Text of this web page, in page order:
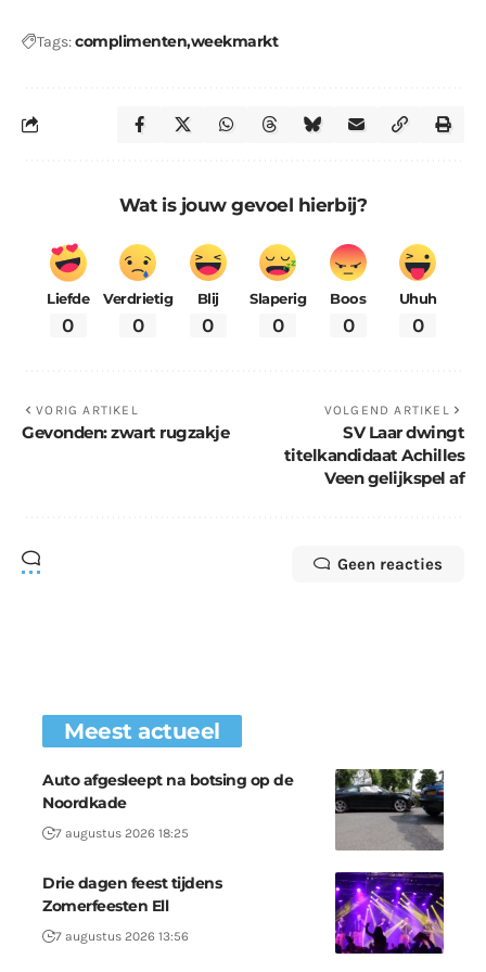
Tags:complimentenweekmarkt
Wat is jouw gevoel hierbij?
Liefde
0
Verdrietig
0
Blij
0
Slaperig
0
Boos
0
Uhuh
0
VORIG ARTIKEL
Gevonden: zwart rugzakje
VOLGEND ARTIKEL
SV Laar dwingt
titelkandidaat Achilles
Veen gelijkspel af
Geen reacties
Meest actueel
Auto afgesleept na botsing op de
Noordkade
7 augustus 2026 18:25
Drie dagen feest tijdens
Zomerfeesten Ell
7 augustus 2026 13:56